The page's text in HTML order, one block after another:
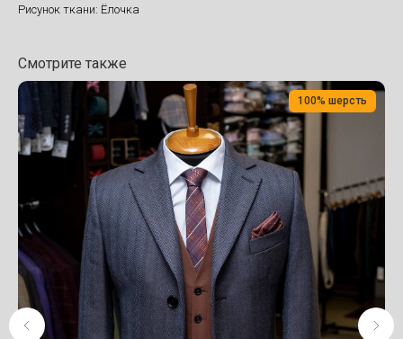
Рисунок ткани: Ёлочка
Смотрите также
100% шерсть